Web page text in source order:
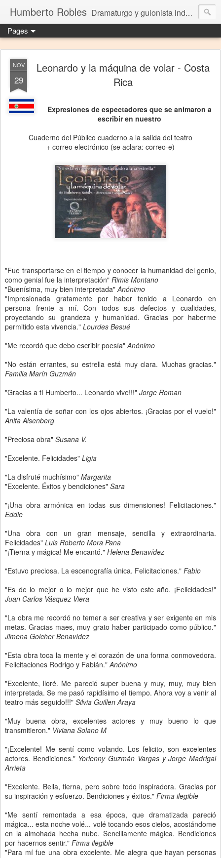
Humberto Robles Dramaturgo y guionista independiente
Pages
NOV
29
Leonardo y la máquina de volar - Costa
Rica
Expresiones de espectadores que se animaron a
escribir en nuestro
Cuaderno del Público cuaderno a la salida del teatro
+ correo electrónico (se aclara: correo-e)
"Fue transportarse en el tiempo y conocer la humanidad del genio,
como genial fue la interpretación" Rimis Montano
"Buenísima, muy bien interpretada"Anónimo
"Impresionada gratamente por haber tenido a Leonardo en
persona frente a mí. Con todos sus defectos y cualidades,
proyectando su grandeza y humanidad. Gracias por haberme
permitido esta vivencia." Lourdes Besué
"Me recordó que debo escribir poesía"Anónimo
"No están errantes, su estrella está muy clara. Muchas gracias."
Familia Marín Guzmán
"Gracias a tí Humberto... Leonardo vive!!!" Jorge Roman
"La valentía de soñar con los ojos abiertos. ¡Gracias por el vuelo!"
Anita Aisenberg
"Preciosa obra" Susana V.
"Excelente. Felicidades" Ligia
"La disfruté muchísimo" Margarita
"Excelente. Éxitos y bendiciones" Sara
"¡Una obra armónica en todas sus dimensiones! Felicitaciones."
Eddie
"Una obra con un gran mensaje, sencilla y extraordinaria.
Felicidades" Luis Roberto Mora Pana
"¡Tierna y mágica! Me encantó." Helena Benavídez
"Estuvo preciosa. La escenografía única. Felicitaciones." Fabio
"Es de lo mejor o lo mejor que he visto este año. ¡Felicidades!"
Juan Carlos Vásquez Viera
"La obra me recordó no temer a ser creativa y ser exigente en mis
metas. Gracias maes, muy grato haber participado como público."
Jimena Golcher Benavídez
"Esta obra toca la mente y el corazón de una forma conmovedora.
Felicitaciones Rodrigo y Fabián."Anónimo
"Excelente, lloré. Me pareció super buena y muy, muy, muy bien
interpretada. Se me pasó rapidísimo el tiempo. Ahora voy a venir al
teatro más seguido!!!" Silvia Guillen Araya
"Muy buena obra, excelentes actores y muy bueno lo que
transmitieron." Viviana Solano M
"¡Excelente! Me sentí como volando. Los felicito, son excelentes
actores. Bendiciones." Yorlenny Guzmán Vargas y Jorge Madrigal
Arrieta
"Excelente. Bella, tierna, pero sobre todo inspiradora. Gracias por
su inspiración y esfuerzo. Bendiciones y éxitos." Firma ilegible
"Me sentí remontada a esa época, que dramatizada pareció
mágica... esta noche volé... volé tocando esos cielos, acostándome
en la almohada hecha nube. Sencillamente mágica. Bendiciones
por hacernos sentir." Firma ilegible
"Para mí fue una obra excelente. Me alegra que hayan personas